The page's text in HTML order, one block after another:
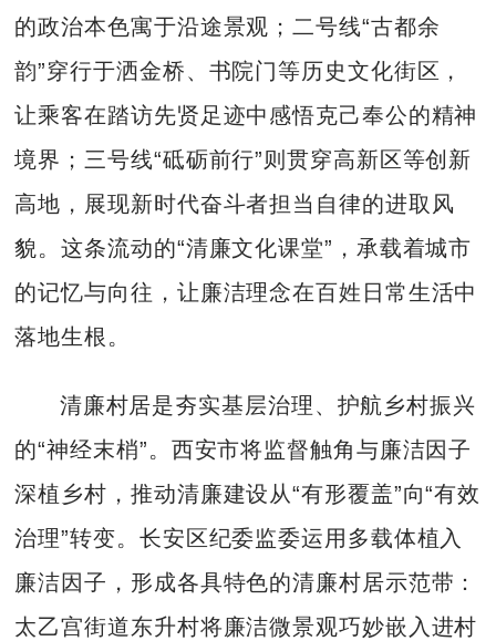
的政治本色寓于沿途景观；二号线“古都余
韵”穿行于洒金桥、书院门等历史文化街区，
让乘客在踏访先贤足迹中感悟克己奉公的精神
境界；三号线“砥砺前行”则贯穿高新区等创新
高地，展现新时代奋斗者担当自律的进取风
貌。这条流动的“清廉文化课堂”，承载着城市
的记忆与向往，让廉洁理念在百姓日常生活中
落地生根。
清廉村居是夯实基层治理、护航乡村振兴
的“神经末梢”。西安市将监督触角与廉洁因子
深植乡村，推动清廉建设从“有形覆盖”向“有效
治理”转变。长安区纪委监委运用多载体植入
廉洁因子，形成各具特色的清廉村居示范带：
太乙宫街道东升村将廉洁微景观巧妙嵌入进村